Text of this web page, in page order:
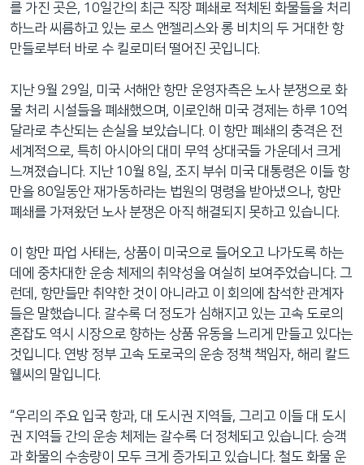
으
동
으
로
이
등
를 가진 곳은, 10일간의 최근 직장 폐쇄로 적체된 화물들을 처리
하느라 씨름하고 있는 로스 앤젤리스와 롱 비치의 두 거대한 항
만들로부터 바로 수 킬로미터 떨어진 곳입니다.
지난 9월 29일, 미국 서해안 항만 운영자측은 노사 분쟁으로 화
물 처리 시설들을 폐쇄했으며, 이로인해 미국 경제는 하루 10억
달라로 추산되는 손실을 보았습니다. 이 항만 폐쇄의 충격은 전
세계적으로, 특히 아시아의 대미 무역 상대국들 가운데서 크게
느껴졌습니다. 지난 10월 8일, 조지 부쉬 미국 대통령은 이들 항
만을 80일동안 재가동하라는 법원의 명령을 받아냈으나, 항만
폐쇄를 가져왔던 노사 분쟁은 아직 해결되지 못하고 있습니다.
이 항만 파업 사태는, 상품이 미국으로 들어오고 나가도록 하는
데에 중차대한 운송 체제의 취약성을 여실히 보여주었습니다. 그
런데, 항만들만 취약한 것이 아니라고 이 회의에 참석한 관계자
들은 말했습니다. 갈수록 더 정도가 심해지고 있는 고속 도로의
혼잡도 역시 시장으로 향하는 상품 유동을 느리게 만들고 있다는
것입니다. 연방 정부 고속 도로국의 운송 정책 책임자, 해리 칼드
웰씨의 말입니다.
“우리의 주요 입국 항과, 대 도시권 지역들, 그리고 이들 대 도시
권 지역들 간의 운송 체제는 갈수록 더 정체되고 있습니다. 승객
과 화물의 수송량이 모두 크게 증가되고 있습니다. 철도 화물 운